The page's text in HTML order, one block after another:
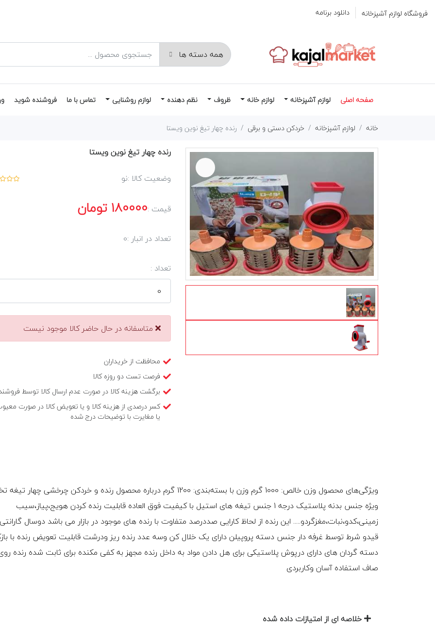
فروشگاه لوازم آشپزخانه دانلود برنامه
صفحه اصلی لوازم آشپزخانه لوازم خانه ظروف نظم دهنده لوازم روشنایی تماس با ما فروشنده شوید
خانه لوازم آشپزخانه خردکن دستی و برقی رنده چهار تیغ نوین ویستا
رنده چهار تیغ نوین ویستا
وضعیت کالا :نو
قیمت :180000 تومان
تعداد در انبار :0
تعداد :
متاسفانه در حال حاضر کالا موجود نیست
محافظت از خریداران
فرصت تست دو روزه کالا
برگشت هزینه کالا در صورت عدم ارسال کالا توسط
کسر درصدی از هزینه کالا و یا تعویض کالا در صورت
یا مغایرت با توضیحات درج شده
ویژگی‌های محصول وزن خالص: 1000 گرم وزن با بسته‌بندی: 1200 گرم درباره محصول رنده و خردکن چرخشی چهار
ویژه جنس بدنه پلاستیک درجه 1 جنس تیغه های استیل با کیفیت فوق العاده قابلیت رنده کردن هویج،پیاز،سیب
زمینی،کدو،نبات،مغزگردو..... این رنده از لحاظ کارایی صددرصد متفاوت با رنده های موجود در بازار می باشد دوسال
قیدو شرط توسط غرفه دار جنس دسته پروپیلن دارای یک خلال کن وسه عدد رنده ریز ودرشت قابلیت تعویض رنده با
دسته گردان های دارای درپوش پلاستیکی برای هل دادن مواد به داخل رنده مجهز به کفی مکنده برای ثابت شده رنده
صاف استفاده آسان وکاربردی
خلاصه ای از امتیازات داده شده